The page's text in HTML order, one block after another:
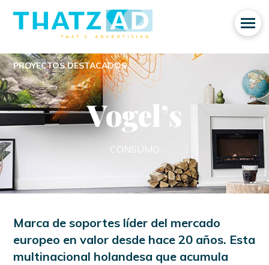
PROYECTOS DESTACADOS
Vogel’s
CONSUMO
Marca de soportes líder del mercado
europeo en valor desde hace 20 años. Esta
multinacional holandesa que acumula